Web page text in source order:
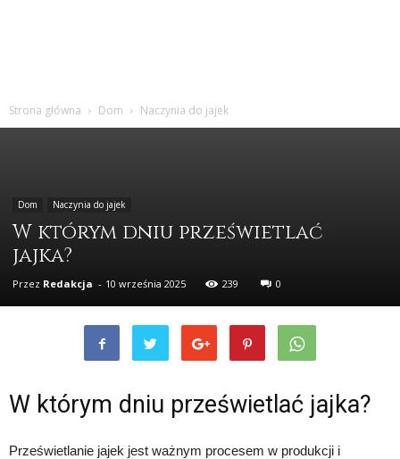
Strona główna Dom Naczynia do jajek
Dom Naczynia do jajek
W którym dniu prześwietlać
jajka?
Przez Redakcja - 10 września 2025 239 0
W którym dniu prześwietlać jajka?
Prześwietlanie jajek jest ważnym procesem w produkcji i